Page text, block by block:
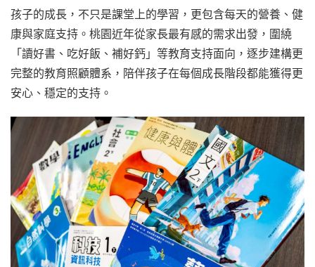
孩子的成長，不只是課堂上的學習，更包含每天的營養、健
康與家庭支持。桃園近年從家長最有感的需求出發，圍繞
「讀好書、吃好飯、補好鈣」等教育支持面向，逐步建構更
完整的教育照顧體系，陪伴孩子在每個成長階段都能獲得更
安心、穩定的支持。